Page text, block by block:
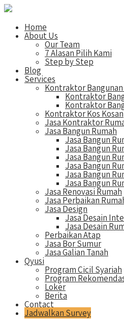
Home
About Us
Our Team
7 Alasan Pilih Kami
Step by Step
Blog
Services
Kontraktor Bangunan
Kontraktor
Kontraktor
Kontraktor Kos Kosan
Jasa Kontraktor
Jasa Bangun Rumah
Jasa Bangun
Jasa Bangun
Jasa Bangun
Jasa Bangun
Jasa Bangun
Jasa Bangun
Jasa Renovasi Rumah
Jasa Perbaikan
Jasa Design
Jasa Desain
Jasa Desain
Perbaikan Atap
Jasa Bor Sumur
Jasa Galian Tanah
Qyusi
Program Cicil Syariah
Program
Loker
Berita
Contact
Jadwalkan Survey